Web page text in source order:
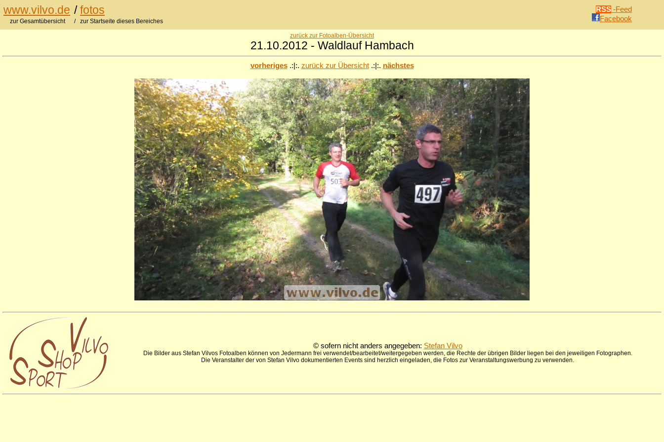
www.vilvo.de /fotos RSS -Feed
Facebook
zur Gesamtübersicht / zur Startseite dieses Bereiches
zurück zur Fotoalben-Übersicht
21.10.2012 - Waldlauf Hambach
vorheriges.:|:. zurück zur Übersicht.:|:. nächstes
© sofern nicht anders angegeben: Stefan Vilvo
Die Bilder aus Stefan Vilvos Fotoalben können von Jedermann frei verwendet/bearbeitet/weitergegeben werden, die Rechte der übrigen Bilder liegen bei den jeweiligen Fotographen.
Die Veranstalter der von Stefan Vilvo dokumentierten Events sind herzlich eingeladen, die Fotos zur Veranstaltungswerbung zu verwenden.